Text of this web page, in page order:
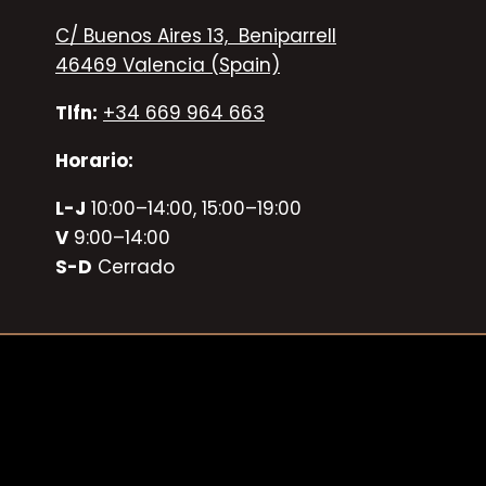
C/ Buenos Aires 13, Beniparrell
46469 Valencia (Spain)
Tlfn: +34 669 964 663
Horario:
L-J 10:00–14:00, 15:00–19:00
V 9:00–14:00
S-D Cerrado